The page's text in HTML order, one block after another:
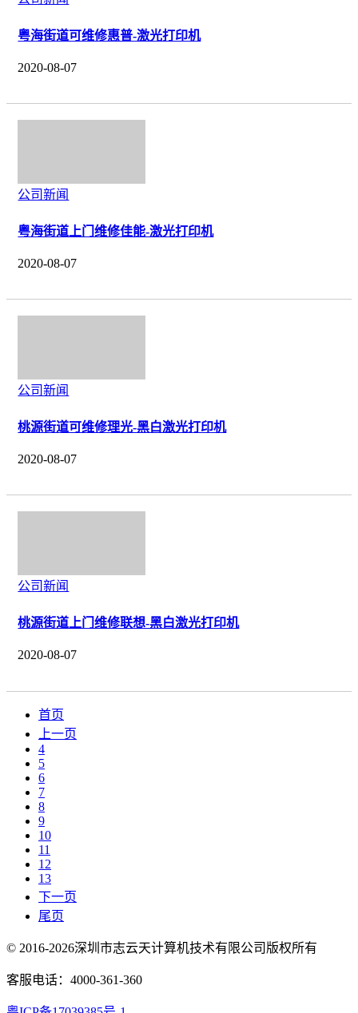
粤海街道可维修惠普-激光打印机
2020-08-07
公司新闻
粤海街道上门维修佳能-激光打印机
2020-08-07
公司新闻
桃源街道可维修理光-黑白激光打印机
2020-08-07
公司新闻
桃源街道上门维修联想-黑白激光打印机
2020-08-07
首页
上一页
4
5
6
7
8
9
10
11
12
13
下一页
尾页
© 2016-2026深圳市志云天计算机技术有限公司版权所有
客服电话：4000-361-360